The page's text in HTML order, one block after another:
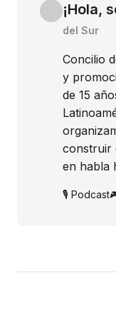
¡Hola,
del Sur
Concilio
y
de 15
construir
en habla
🎙️ Podcast